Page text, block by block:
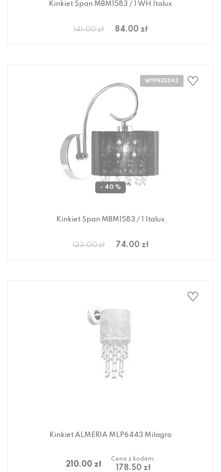
Kinkiet Span MBM1583 / 1 WH Italux
141.00 zł 84.00 zł
- 40 %
Kinkiet Span MBM1583 / 1 Italux
123.00 zł 74.00 zł
Kinkiet ALMERIA MLP6443 Milagro
210.00 zł
Cena z kodem:
178.50 zł